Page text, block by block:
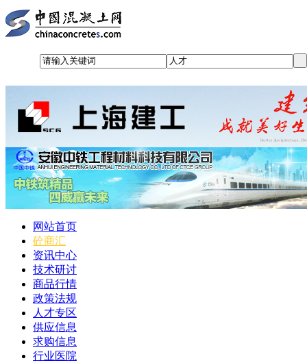
网站首页
砼商汇
资讯中心
技术研讨
商品行情
政策法规
人才专区
供应信息
求购信息
行业医院